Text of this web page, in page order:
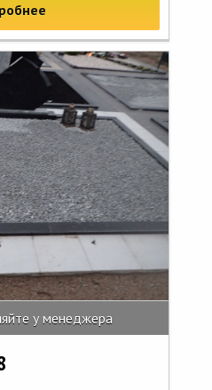
у менеджера